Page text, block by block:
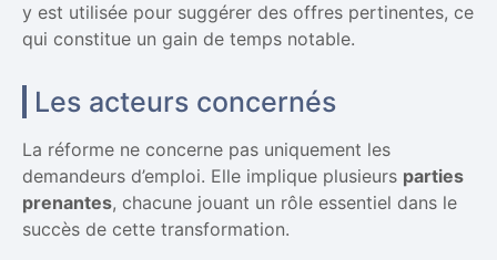
y est utilisée pour suggérer des offres pertinentes, ce
qui constitue un gain de temps notable.
Les acteurs concernés
La réforme ne concerne pas uniquement les
demandeurs d’emploi. Elle implique plusieurs parties
prenantes, chacune jouant un rôle essentiel dans le
succès de cette transformation.